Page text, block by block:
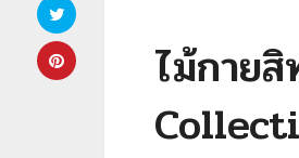
ไม้กาย